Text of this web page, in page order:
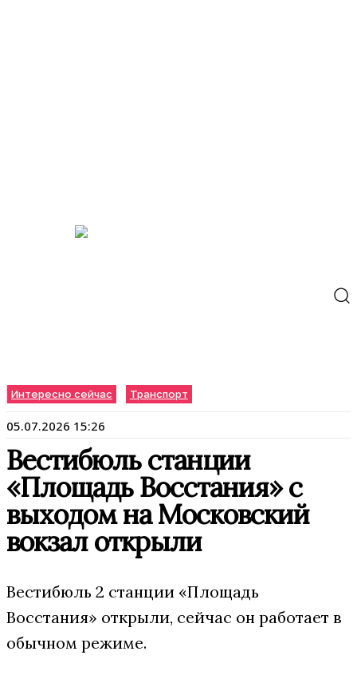
Интересно сейчас Транспорт
05.07.2026 15:26
Вестибюль станции
«Площадь Восстания» с
выходом на Московский
вокзал открыли
Вестибюль 2 станции «Площадь
Восстания» открыли, сейчас он работает в
обычном режиме.